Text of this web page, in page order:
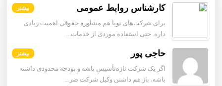
کارشناس روابط عمومی بیشتر
برای شرکت‌های نوپا هم مشاوره حقوقی اهمیت زیادی
داره. حتی استفاده موردی از خدمات...
حاجی پور بیشتر
اگر یک شرکت تازه‌تأسیس باشه و بودجه محدودی داشته
باشه، باز هم داشتن وکیل شرکت ضر...